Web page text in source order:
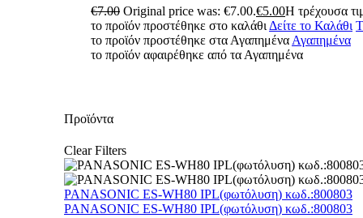
€7.00 Original price was: €7.00.€5.00Η τρέχουσα
το προϊόν προστέθηκε στο καλάθι Δείτε το Καλάθι
το προϊόν προστέθηκε στα Αγαπημένα Αγαπημένα
το προϊόν αφαιρέθηκε από τα Αγαπημένα
Προϊόντα
Clear Filters
PANASONIC ES-WH80 IPL(φωτόλυση) κωδ.:800803
PANASONIC ES-WH80 IPL(φωτόλυση) κωδ.:800803